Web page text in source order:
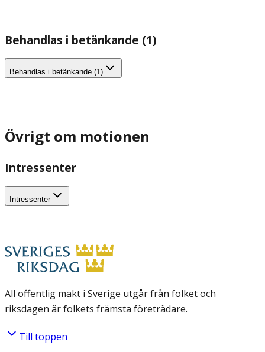
Behandlas i betänkande (1)
Behandlas i betänkande (1)
Övrigt om motionen
Intressenter
Intressenter
All offentlig makt i Sverige utgår från folket och
riksdagen är folkets främsta företrädare.
Till toppen